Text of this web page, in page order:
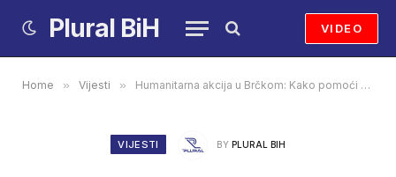
Plural BiH VIDEO
Home » Vijesti » Humanitarna akcija u Brčkom: Kako pomoći žrtvama zemljotresa?
VIJESTI BY PLURAL BIH